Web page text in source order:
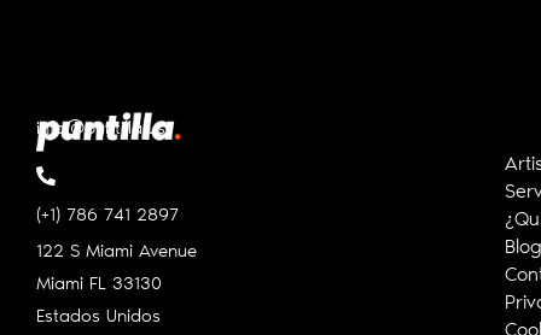
info@puntilla.us
(+1) 786 741 2897
122 S Miami Avenue
Miami FL 33130
Estados Unidos